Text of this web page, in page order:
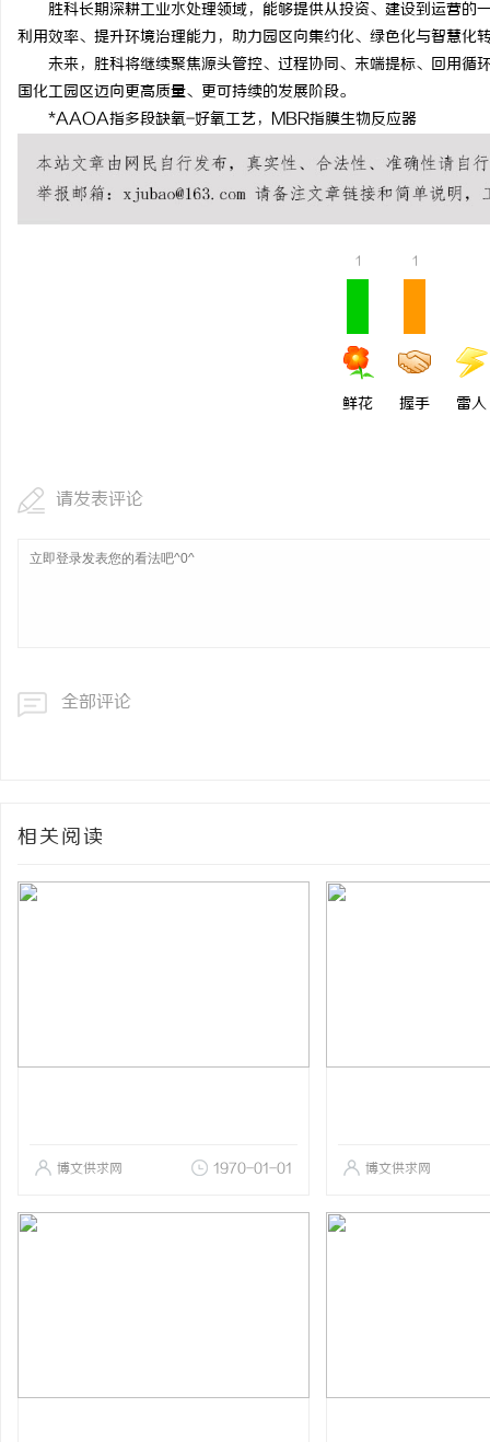
胜科长期深耕工业水处理领域，能够提供从投资、建设到运营的
利用效率、提升环境治理能力，助力园区向集约化、绿色化与智慧化
未来，胜科将继续聚焦源头管控、过程协同、末端提标、回用循
国化工园区迈向更高质量、更可持续的发展阶段。
*AAOA指多段缺氧-好氧工艺，MBR指膜生物反应器
1
鲜花
1
握手 雷人
请发表评论
全部评论
相关阅读
博文供求网 1970-01-01 博文供求网